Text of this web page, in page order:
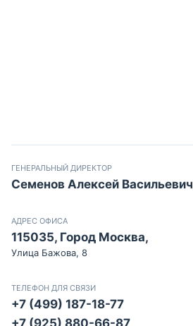
ГЕНЕРАЛЬНЫЙ ДИРЕКТОР
Семенов Алексей Васильевич
АДРЕС ОФИСА
115035, Город Москва,
Улица Бажова, 8
ТЕЛЕФОН ДЛЯ СВЯЗИ
+7 (499) 187-18-77
+7 (925) 880-66-87